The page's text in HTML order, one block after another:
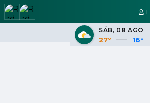
SÁB 08 AGO
27° 16°